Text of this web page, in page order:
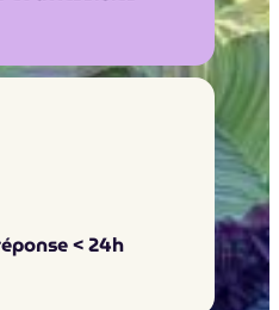
< 24h